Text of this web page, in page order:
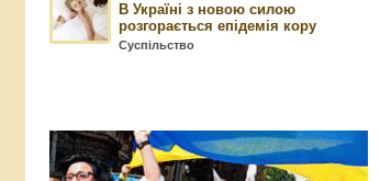
В Україні з новою силою
розгорається епідемія кору
Суспільство